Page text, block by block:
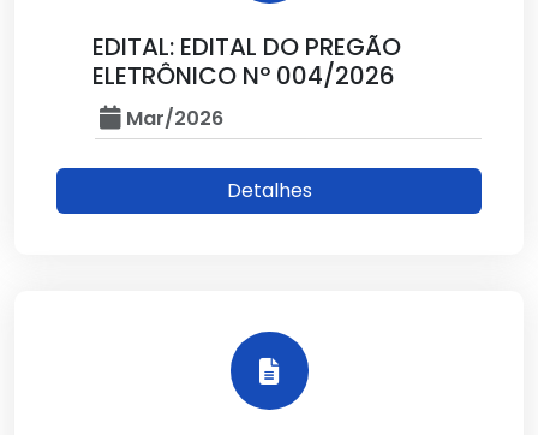
EDITAL: EDITAL DO PREGÃO
ELETRÔNICO Nº 004/2026
Mar/2026
Detalhes